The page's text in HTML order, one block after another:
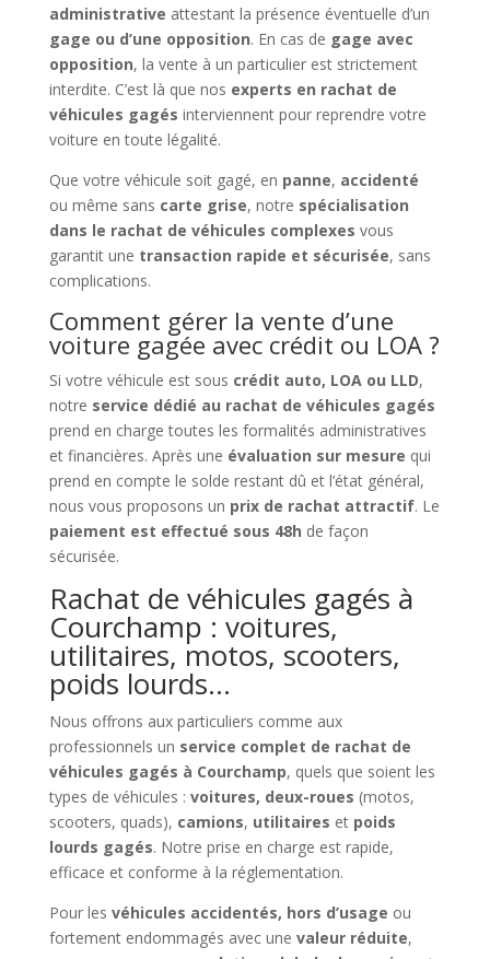
administrative attestant la présence éventuelle d’un
gage ou d’une opposition. En cas de gage avec
opposition, la vente à un particulier est strictement
interdite. C’est là que nos experts en rachat de
véhicules gagés interviennent pour reprendre votre
voiture en toute légalité.
Que votre véhicule soit gagé, en panne, accidenté
ou même sans carte grise, notre spécialisation
dans le rachat de véhicules complexes vous
garantit une transaction rapide et sécurisée, sans
complications.
Comment gérer la vente d’une
voiture gagée avec crédit ou LOA ?
Si votre véhicule est sous crédit auto, LOA ou LLD,
notre service dédié au rachat de véhicules gagés
prend en charge toutes les formalités administratives
et financières. Après une évaluation sur mesure qui
prend en compte le solde restant dû et l’état général,
nous vous proposons un prix de rachat attractif. Le
paiement est effectué sous 48h de façon
sécurisée.
Rachat de véhicules gagés à
Courchamp : voitures,
utilitaires, motos, scooters,
poids lourds…
Nous offrons aux particuliers comme aux
professionnels un service complet de rachat de
véhicules gagés à Courchamp, quels que soient les
types de véhicules : voitures, deux-roues (motos,
scooters, quads), camions, utilitaires et poids
lourds gagés. Notre prise en charge est rapide,
efficace et conforme à la réglementation.
Pour les véhicules accidentés, hors d’usage ou
fortement endommagés avec une valeur réduite,